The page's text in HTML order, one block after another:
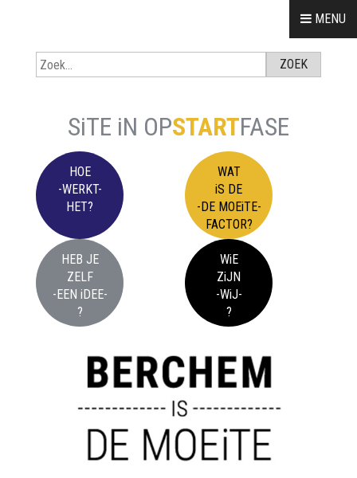
SiTE iN OPSTARTFASE
HOE
-WERKT-
HET?
WAT
iS DE
-DE MOEiTE-
FACTOR?
HEB JE
ZELF
-EEN iDEE-
?
WiE
ZiJN
-WiJ-
?